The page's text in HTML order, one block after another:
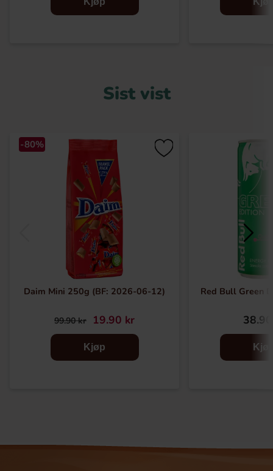
Sist vist
-80%
Daim Mini 250g (BF: 2026-06-12)
99.90 kr 19.90 kr
Kjøp
Red Bull Green